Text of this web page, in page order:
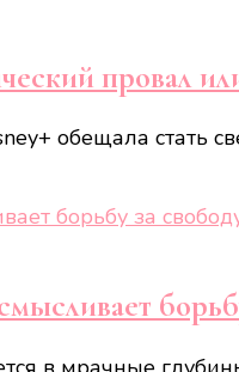
провал
обещала стать